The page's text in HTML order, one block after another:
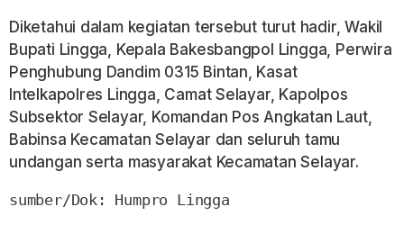
Diketahui dalam kegiatan tersebut turut hadir, Wakil
Bupati Lingga, Kepala Bakesbangpol Lingga, Perwira
Penghubung Dandim 0315 Bintan, Kasat
Intelkapolres Lingga, Camat Selayar, Kapolpos
Subsektor Selayar, Komandan Pos Angkatan Laut,
Babinsa Kecamatan Selayar dan seluruh tamu
undangan serta masyarakat Kecamatan Selayar.
sumber/Dok: Humpro Lingga